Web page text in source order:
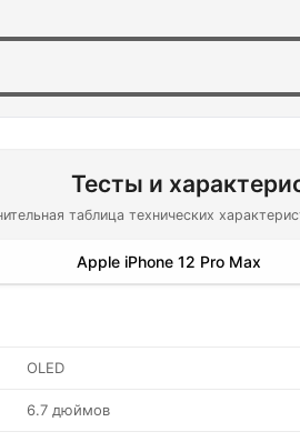
Тесты и
таблица технических
Apple iPhone 12 Pro Max
OLED
6.7 дюймов